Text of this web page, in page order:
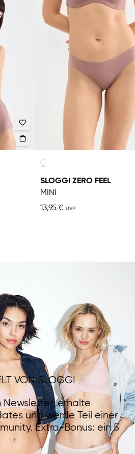
SLOGGI ZERO FEEL
MINI
13,95 €
VON SLOGGI
Newsletter, erhalte
und werde Teil einer
Extra-Bonus: ein 5